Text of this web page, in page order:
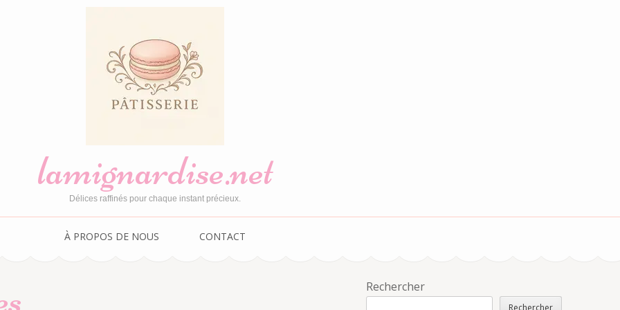
lamignardise.net
Délices raffinés pour chaque instant précieux.
À PROPOS DE NOUS CONTACT
Rechercher